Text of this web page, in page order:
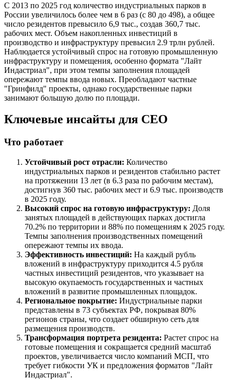
С 2013 по 2025 год количество индустриальных парков в
России увеличилось более чем в 6 раз (с 80 до 498), а общее
число резидентов превысило 6,9 тыс., создав 360,7 тыс.
рабочих мест. Объем накопленных инвестиций в
производство и инфраструктуру превысил 2.9 трлн рублей.
Наблюдается устойчивый спрос на готовую промышленную
инфраструктуру и помещения, особенно формата "Лайт
Индастриал", при этом темпы заполнения площадей
опережают темпы ввода новых. Преобладают частные
"Гринфилд" проекты, однако государственные парки
занимают большую долю по площади.
Ключевые инсайты для СЕО
Что работает
Устойчивый рост отрасли: Количество
индустриальных парков и резидентов стабильно растет
на протяжении 13 лет (в 6.3 раза по рабочим местам),
достигнув 360 тыс. рабочих мест и 6.9 тыс. производств
в 2025 году.
Высокий спрос на готовую инфраструктуру: Доля
занятых площадей в действующих парках достигла
70.2% по территории и 88% по помещениям к 2025 году.
Темпы заполнения производственных помещений
опережают темпы их ввода.
Эффективность инвестиций: На каждый рубль
вложений в инфраструктуру приходится 4.5 рубля
частных инвестиций резидентов, что указывает на
высокую окупаемость государственных и частных
вложений в развитие промышленных площадок.
Региональное покрытие: Индустриальные парки
представлены в 73 субъектах РФ, покрывая 80%
регионов страны, что создает обширную сеть для
размещения производств.
Трансформация портрета резидента: Растет спрос на
готовые помещения и сокращается средний масштаб
проектов, увеличивается число компаний МСП, что
требует гибкости УК и предложения форматов "Лайт
Индастриал".